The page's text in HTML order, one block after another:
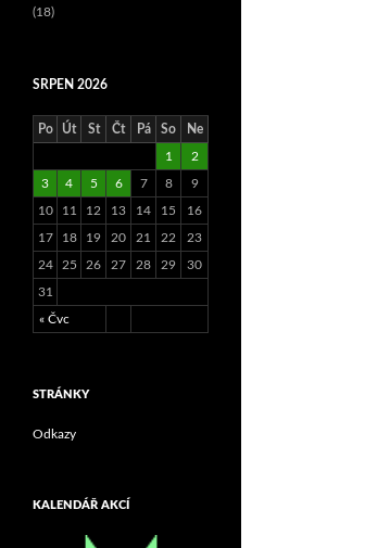
(18)
SRPEN 2026
Po Út St Čt Pá So Ne
« Čvc
1 2
3 4 5 6 7 8 9
10 11 12 13 14 15 16
17 18 19 20 21 22 23
24 25 26 27 28 29 30
31
STRÁNKY
Odkazy
KALENDÁŘ AKCÍ